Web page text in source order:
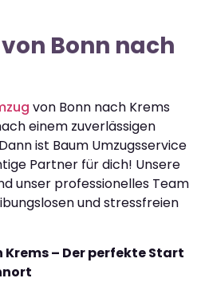
Bonn nach
von Bonn nach Krems
einem zuverlässigen
ist Baum Umzugsservice
Partner für dich! Unsere
unser professionelles Team
und stressfreien
Krems – Der perfekte Start